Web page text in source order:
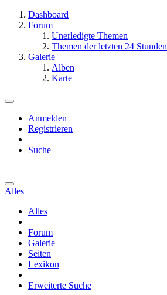
Dashboard
Forum
Unerledigte Themen
Themen der letzten 24 Stunden
Galerie
Alben
Karte
Anmelden
Registrieren
Suche
Alles
Alles
Forum
Galerie
Seiten
Lexikon
Erweiterte Suche